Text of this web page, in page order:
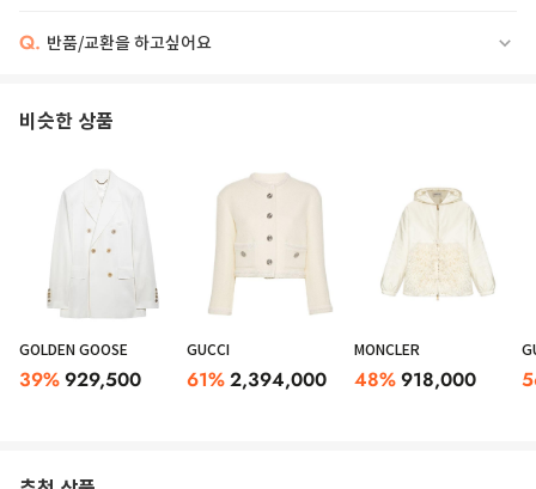
Q. 반품/교환을 하고싶어요
비슷한 상품
GOLDEN GOOSE
39%929,500
GUCCI
61%2,394,000
MONCLER
48%918,000